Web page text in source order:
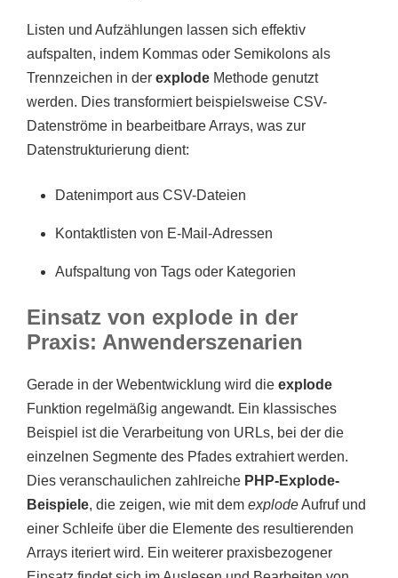
Listen und Aufzählungen lassen sich effektiv
aufspalten, indem Kommas oder Semikolons als
Trennzeichen in der explode Methode genutzt
werden. Dies transformiert beispielsweise CSV-
Datenströme in bearbeitbare Arrays, was zur
Datenstrukturierung dient:
Datenimport aus CSV-Dateien
Kontaktlisten von E-Mail-Adressen
Aufspaltung von Tags oder Kategorien
Einsatz von explode in der
Praxis: Anwenderszenarien
Gerade in der Webentwicklung wird die explode
Funktion regelmäßig angewandt. Ein klassisches
Beispiel ist die Verarbeitung von URLs, bei der die
einzelnen Segmente des Pfades extrahiert werden.
Dies veranschaulichen zahlreiche PHP-Explode-
Beispiele, die zeigen, wie mit dem explodeAufruf und
einer Schleife über die Elemente des resultierenden
Arrays iteriert wird. Ein weiterer praxisbezogener